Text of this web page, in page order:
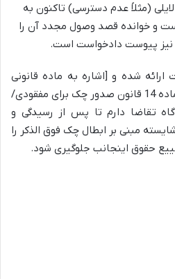
(مثلاً عدم دسترسی) تاکنون به
و خوانده قصد وصول مجدد آن را
نیز پیوست دادخواست است.
شده و [اشاره به ماده قانونی
مرتبط در صورت امکان، مثلاً: ماده 14 قانون صدور چک برای مفقودی/
تقاضا دارم تا پس از رسیدگی و
مبنی بر ابطال چک فوق الذکر را
حقوق اینجانب جلوگیری شود.